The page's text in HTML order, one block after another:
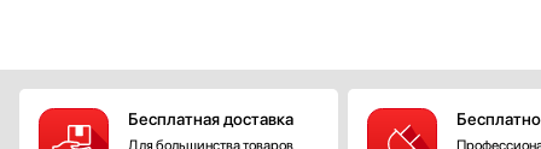
Бесплатная доставка